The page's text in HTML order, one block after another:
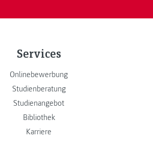
Services
Onlinebewerbung
Studienberatung
Studienangebot
Bibliothek
Karriere